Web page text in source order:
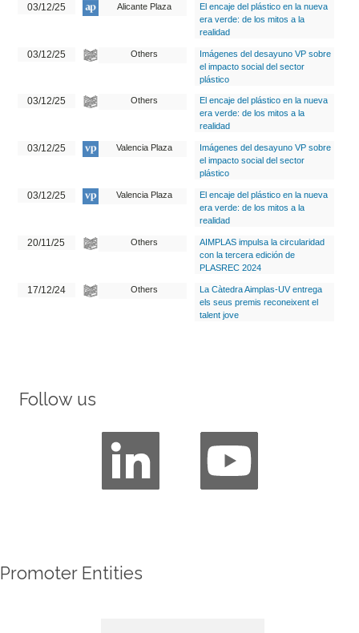
03/12/25 Alicante Plaza
El encaje del plástico en la nueva
era verde: de los mitos a la
realidad
03/12/25 Others
Imágenes del desayuno VP sobre
el impacto social del sector
plástico
03/12/25 Others
El encaje del plástico en la nueva
era verde: de los mitos a la
realidad
03/12/25 Valencia Plaza
Imágenes del desayuno VP sobre
el impacto social del sector
plástico
03/12/25 Valencia Plaza
El encaje del plástico en la nueva
era verde: de los mitos a la
realidad
20/11/25 Others
AIMPLAS impulsa la circularidad
con la tercera edición de
PLASREC 2024
17/12/24 Others
La Càtedra Aimplas-UV entrega
els seus premis reconeixent el
talent jove
Follow us
Promoter Entities